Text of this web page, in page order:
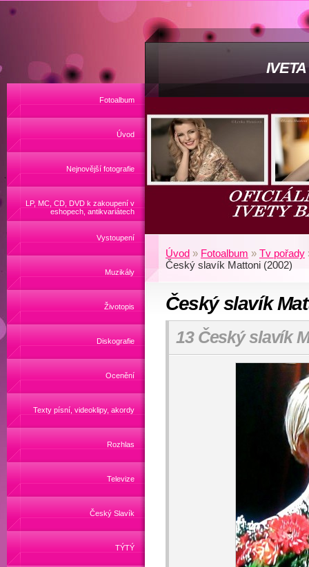
Fotoalbum
Úvod
Nejnovější fotografie
LP, MC, CD, DVD k zakoupení v
eshopech, antikvariátech
Vystoupení
Muzikály
Životopis
Diskografie
Ocenění
Texty písní, videoklipy, akordy
Rozhlas
Televize
Český Slavík
TÝTÝ
Úvod » Fotoalbum » Tv pořady
Český slavík Mattoni (2002)
Český slavík
13 Český slavík